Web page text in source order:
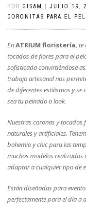
POR GISAM JULIO 19,
CORONITAS PARA EL
EnATRIUM floristería, te
tocados de flores para el
sofisticada convirtiéndose
trabajo artesanal nos
de diferentes estilismos y se
sea tu peinado o look.
Nuestras coronas y tocados
naturales y artificiales.
bohemio y chic para las
muchos modelos realizados
adaptar a cualquier tipo de
Están diseñadas para
perfectamente para el día a